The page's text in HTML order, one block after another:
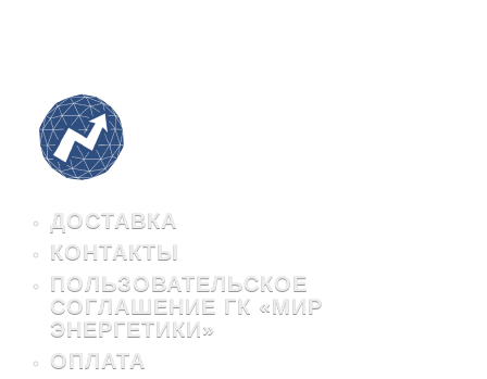
ДОСТАВКА
КОНТАКТЫ
ПОЛЬЗОВАТЕЛЬСКОЕ
СОГЛАШЕНИЕ ГК «МИР
ЭНЕРГЕТИКИ»
ОПЛАТА